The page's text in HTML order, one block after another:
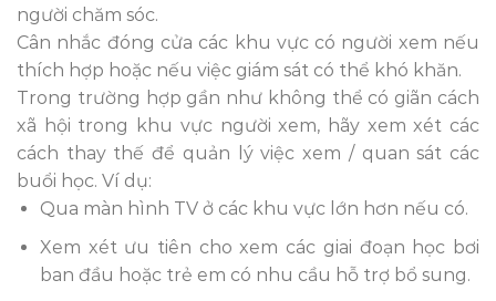
người chăm sóc.
Cân nhắc đóng cửa các khu vực có người xem nếu
thích hợp hoặc nếu việc giám sát có thể khó khăn.
Trong trường hợp gần như không thể có giãn cách
xã hội trong khu vực người xem, hãy xem xét các
cách thay thế để quản lý việc xem / quan sát các
buổi học. Ví dụ:
Qua màn hình TV ở các khu vực lớn hơn nếu có.
Xem xét ưu tiên cho xem các giai đoạn học bơi
ban đầu hoặc trẻ em có nhu cầu hỗ trợ bổ sung.